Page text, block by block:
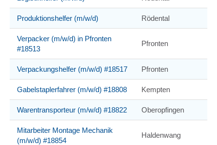
Produktionshelfer (m/w/d) Rödental
Verpacker (m/w/d) in Pfronten
#18513
Pfronten
Verpackungshelfer (m/w/d) #18517 Pfronten
Gabelstaplerfahrer (m/w/d) #18808 Kempten
Warentransporteur (m/w/d) #18822 Oberopfingen
Mitarbeiter Montage Mechanik
(m/w/d) #18854
Haldenwang